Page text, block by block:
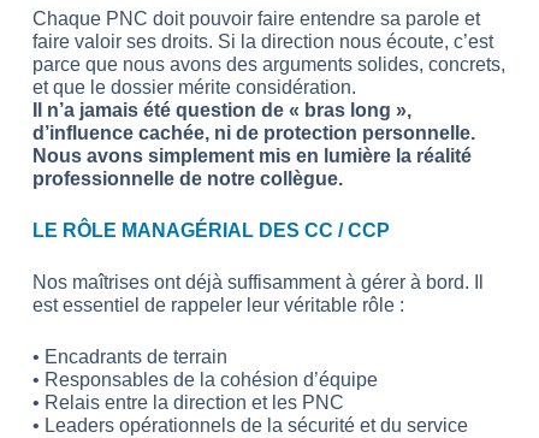
Chaque PNC doit pouvoir faire entendre sa parole et
faire valoir ses droits. Si la direction nous écoute, c’est
parce que nous avons des arguments solides, concrets,
et que le dossier mérite considération.
Il n’a jamais été question de « bras long »,
d’influence cachée, ni de protection personnelle.
Nous avons simplement mis en lumière la réalité
professionnelle de notre collègue.
LE RÔLE MANAGÉRIAL DES CC / CCP
Nos maîtrises ont déjà suffisamment à gérer à bord. Il
est essentiel de rappeler leur véritable rôle :
• Encadrants de terrain
• Responsables de la cohésion d’équipe
• Relais entre la direction et les PNC
• Leaders opérationnels de la sécurité et du service